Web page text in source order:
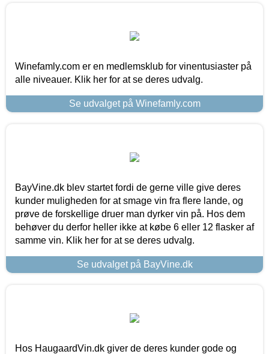
Winefamly.com er en medlemsklub for vinentusiaster på
alle niveauer. Klik her for at se deres udvalg.
Se udvalget på Winefamly.com
BayVine.dk blev startet fordi de gerne ville give deres
kunder muligheden for at smage vin fra flere lande, og
prøve de forskellige druer man dyrker vin på. Hos dem
behøver du derfor heller ikke at købe 6 eller 12 flasker af
samme vin. Klik her for at se deres udvalg.
Se udvalget på BayVine.dk
Hos HaugaardVin.dk giver de deres kunder gode og